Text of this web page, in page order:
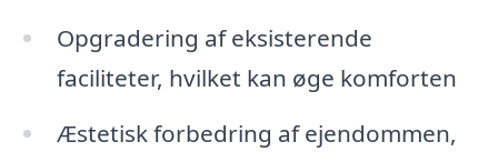
Opgradering af eksisterende
faciliteter, hvilket kan øge komforten
Æstetisk forbedring af ejendommen,